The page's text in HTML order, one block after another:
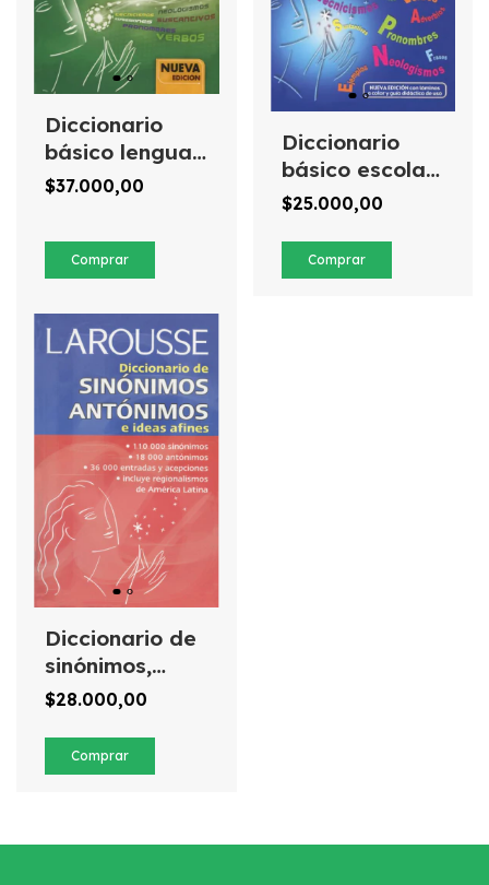
Diccionario
básico lengua
española
$37.000,00
Diccionario
básico escolar
(azul)
$25.000,00
Diccionario de
sinónimos,
antónimos e
$28.000,00